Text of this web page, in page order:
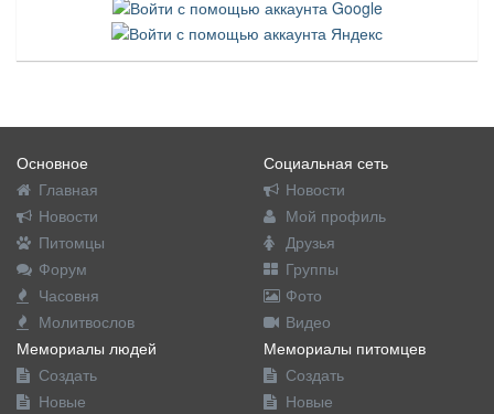
Основное
Главная
Новости
Питомцы
Форум
Часовня
Молитвослов
Социальная сеть
Новости
Мой профиль
Друзья
Группы
Фото
Видео
Мемориалы людей
Создать
Новые
Мемориалы питомцев
Создать
Новые